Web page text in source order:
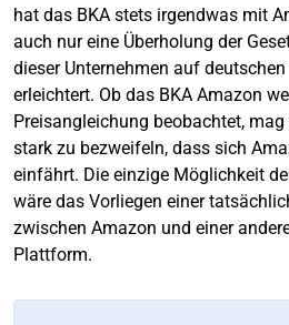
hat das BKA stets irgendwas mit
auch nur eine Überholung der
dieser Unternehmen auf
erleichtert. Ob das BKA Amazon
Preisangleichung beobachtet,
stark zu bezweifeln, dass sich
einfährt. Die einzige Möglichkeit
wäre das Vorliegen einer
zwischen Amazon und einer
Plattform.